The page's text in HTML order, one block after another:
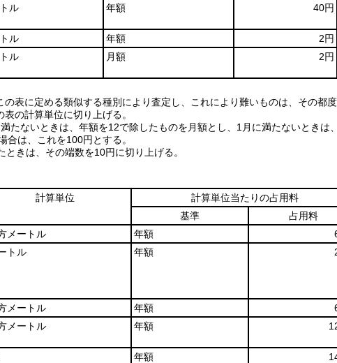
ル 年額 40円
ル 年額
2円
ル 月額 2円
表に定める類似する種別により査定し、これにより難いものは、その都度
の計算単位に切り上げる。
ないときは、年額を12で除したものを月額とし、1月に満たないときは
は、これを100円とする。
きは、その端数を10円に切り上げる。
計算単位 計算単位当たりの占用料
基準
占用料
メートル 年額
トル 年額
メートル 年額
メートル 年額
年額